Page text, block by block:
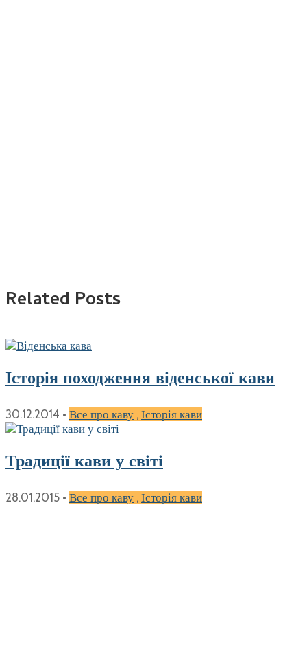
Related Posts
Історія походження віденської кави
30.12.2014 • Все про каву , Історія кави
Традиції кави у світі
28.01.2015 • Все про каву , Історія кави